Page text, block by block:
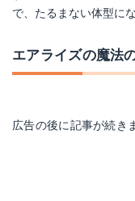
で、たるまない体型に
エアライズの魔法
広告の後に記事が続き